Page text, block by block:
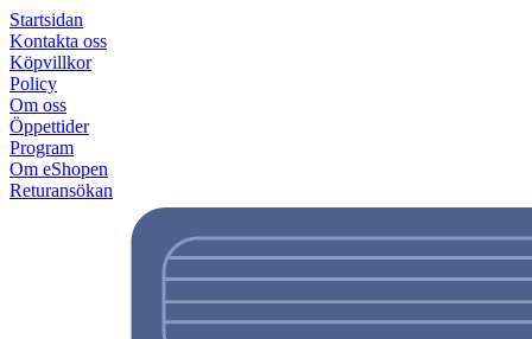
Startsidan
Kontakta oss
Köpvillkor
Policy
Om oss
Öppettider
Program
Om eShopen
Returansökan